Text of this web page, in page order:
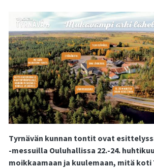
Tyrnävän kunnan tontit ovat
-messuilla Ouluhallissa 22.-24.
moikkaamaan ja kuulemaan, mitä koti